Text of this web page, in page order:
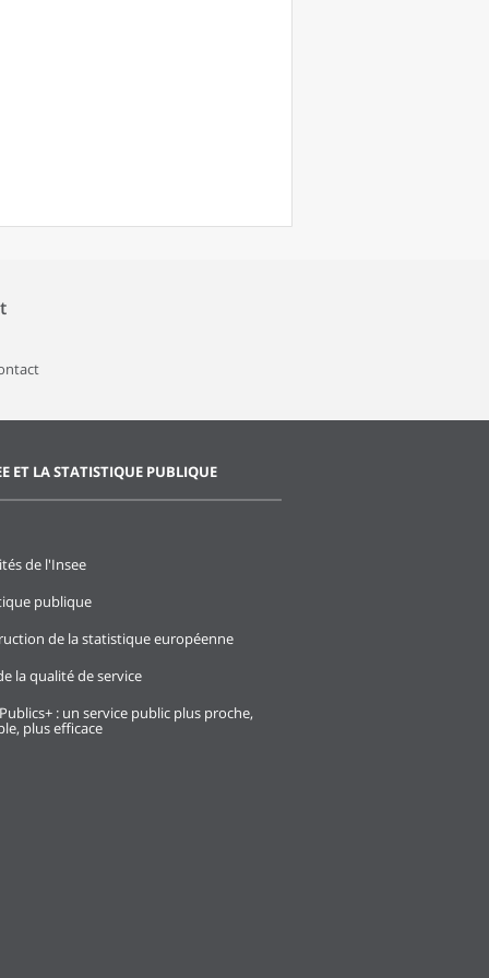
ET LA STATISTIQUE PUBLIQUE
de l'Insee
publique
de la statistique européenne
la qualité de service
: un service public plus proche,
plus efficace